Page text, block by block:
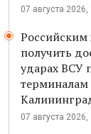
07 августа 2026,
Российским
получить
ударах ВСУ
терминалам
07 августа 2026,